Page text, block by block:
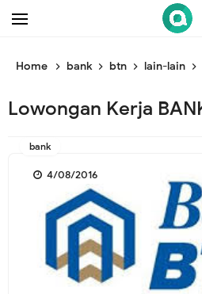
/* ganti br end */
Home bank btn lain-lain
Lowongan Kerja
bank
4/08/2016